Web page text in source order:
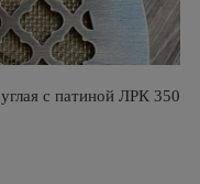
с патиной ЛРК 350